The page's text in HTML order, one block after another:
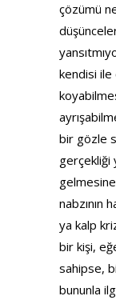
çözümü
kendisi ile
bir gözle
gerçekliği
nabzının
ya kalp
bir kişi,
sahipse,
bununla